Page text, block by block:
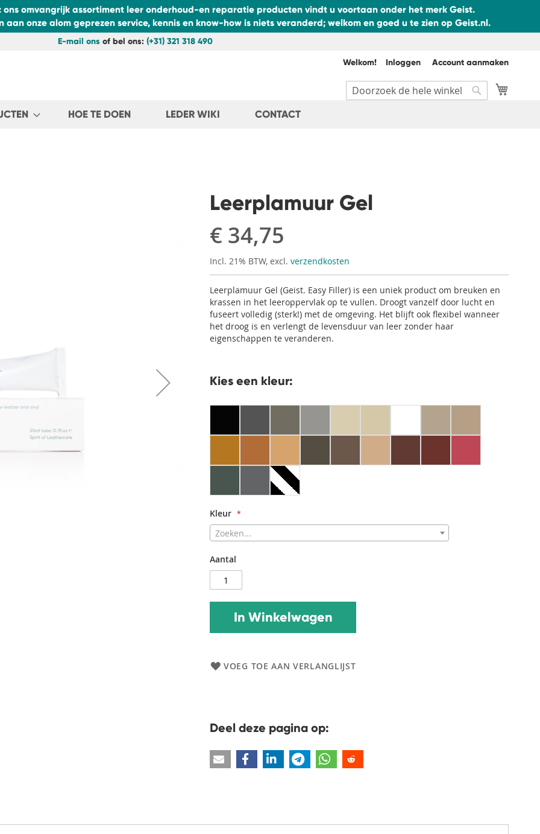
ons omvangrijk assortiment leer onderhoud-en reparatie producten vindt u voortaan onder het merk Geist.
onze alom geprezen service, kennis en know-how is niets veranderd; welkom en goed u te zien op Geist.nl.
E-mail onsof bel ons: (+31) 321 318 490
Welkom! Inloggen Account aanmaken
Search
HOE TE DOEN LEDER WIKI CONTACT
Leerplamuur Gel
€ 34,75
Incl. 21% BTW, excl. verzendkosten
Leerplamuur Gel (Geist. Easy Filler) is een uniek product om breuken en
krassen in het leeroppervlak op te vullen. Droogt vanzelf door lucht en
fuseert volledig (sterk!) met de omgeving. Het blijft ook flexibel wanneer
het droog is en verlengt de levensduur van leer zonder haar
eigenschappen te veranderen.
Kies een kleur:
Kleur
Zoeken...
Aantal
In Winkelwagen
VOEG TOE AAN VERLANGLIJST
Deel deze pagina op: